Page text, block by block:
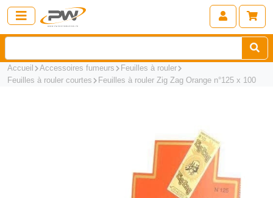
Accueil Accessoires fumeurs
Feuilles à rouler
Feuilles à rouler courtes
Feuilles à rouler Zig Zag Orange n°125 x 100